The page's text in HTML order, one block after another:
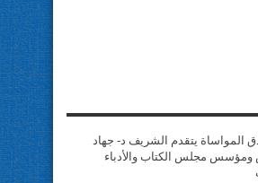
المواساة يتقدم الشريف د- جهاد
ومؤسس مجلس الكتاب والأدباء